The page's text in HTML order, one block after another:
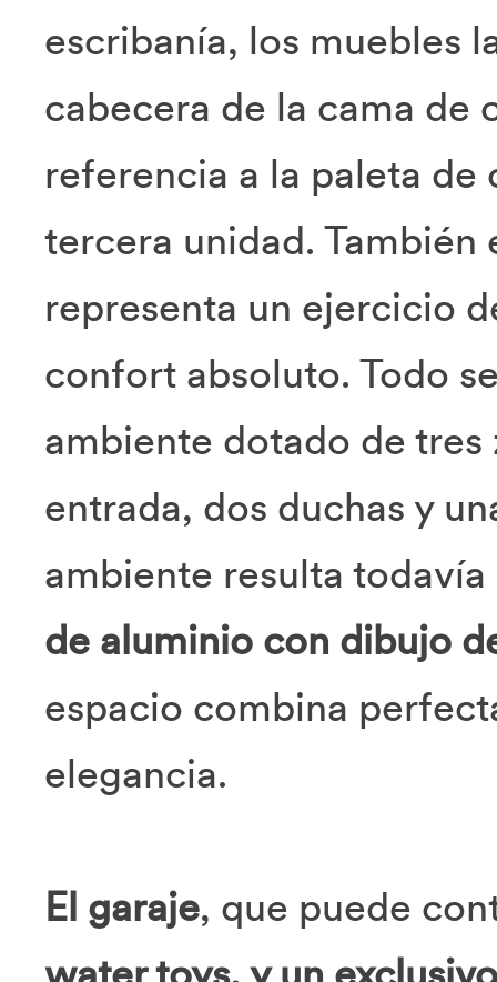
escribanía, los muebles
cabecera de la cama de
referencia a la paleta de
tercera unidad. También
representa un ejercicio
confort absoluto. Todo
ambiente dotado de
entrada, dos duchas y
ambiente resulta
de aluminio con dibujo
espacio combina
elegancia.
El garaje, que puede